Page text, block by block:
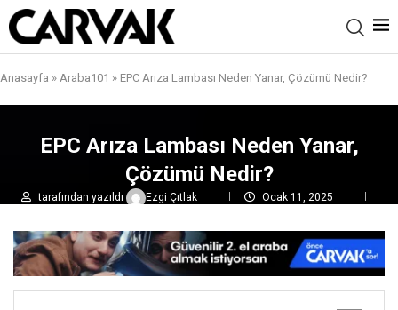
Anasayfa » Araba101 » EPC Arıza Lambası Neden Yanar, Çözümü Nedir?
EPC Arıza Lambası Neden Yanar,
Çözümü Nedir?
tarafından yazıldı Ezgi Çıtlak
Ocak 11, 2025